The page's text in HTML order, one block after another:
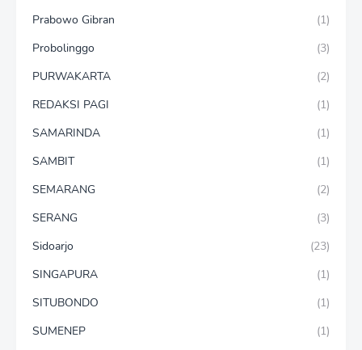
Prabowo Gibran
(1)
Probolinggo
(3)
PURWAKARTA
(2)
REDAKSI PAGI
(1)
SAMARINDA
(1)
SAMBIT
(1)
SEMARANG
(2)
SERANG
(3)
Sidoarjo
(23)
SINGAPURA
(1)
SITUBONDO
(1)
SUMENEP
(1)